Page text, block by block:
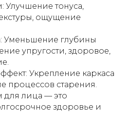
Улучшение тонуса,
ощущение
Уменьшение глубины
упругости, здоровое,
Укрепление каркаса
процессов старения.
лица — это
здоровье и